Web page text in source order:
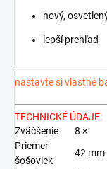
nový,
lepší prehľad
nastavte si vlastné
TECHNICKÉ ÚDAJE:
Zväčšenie
8 ×
Priemer
šošoviek
42 mm